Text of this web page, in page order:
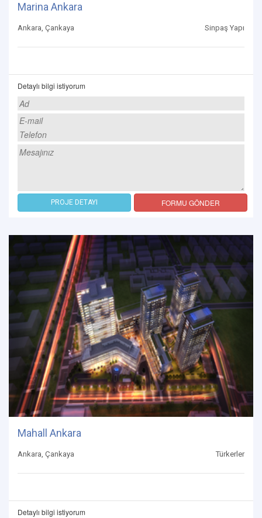
Marina Ankara
Ankara, Çankaya Sinpaş Yapı
Detaylı bilgi istiyorum
PROJE DETAYI FORMU GÖNDER
Mahall Ankara
Ankara, Çankaya Türkerler
Detaylı bilgi istiyorum